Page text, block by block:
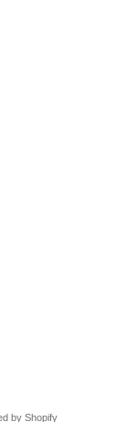
by Shopify